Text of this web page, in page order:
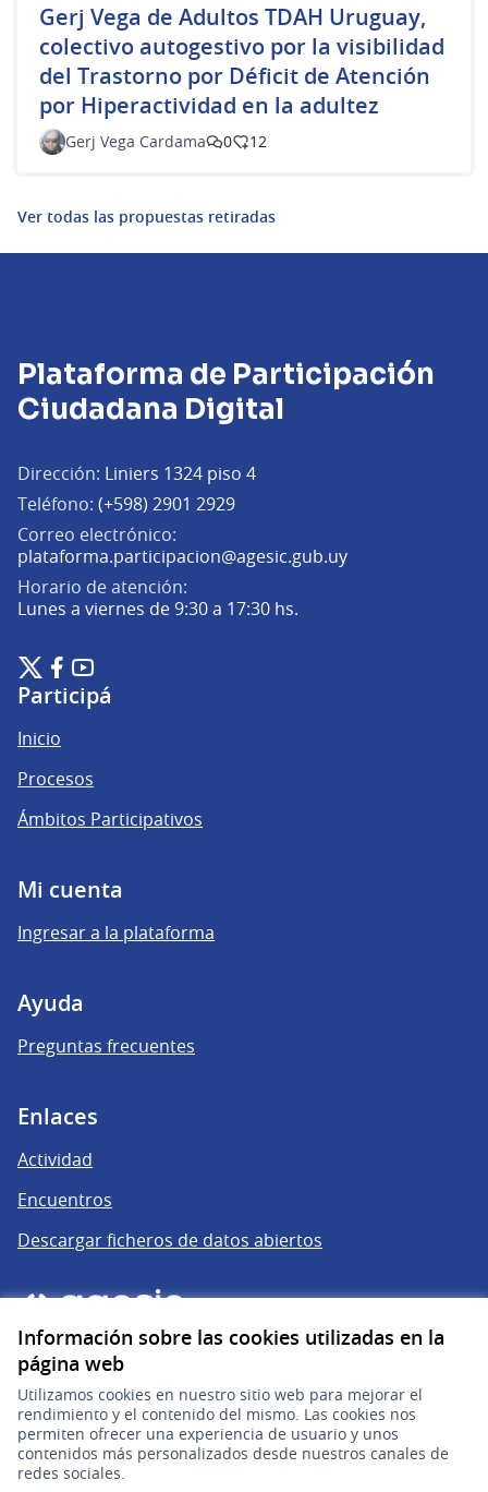
Información sobre las cookies utilizadas en la
página web
Utilizamos cookies en nuestro sitio web para mejorar el
rendimiento y el contenido del mismo. Las cookies nos
permiten ofrecer una experiencia de usuario y unos
contenidos más personalizados desde nuestros canales de
redes sociales.
Gerj Vega de Adultos TDAH Uruguay,
colectivo autogestivo por la visibilidad
del Trastorno por Déficit de Atención
por Hiperactividad en la adultez
Gerj Vega Cardama 0 12
Ver todas las propuestas retiradas
Plataforma de Participación
Ciudadana Digital
Dirección: Liniers 1324 piso 4
Teléfono: (+598) 2901 2929
Correo electrónico:
plataforma.participacion@agesic.gub.uy(Abrir en una
Horario de atención:
Lunes a viernes de 9:30 a 17:30 hs.
Plataforma de Participación Ciudadana Digital en X
(Enlace externo)
Plataforma de Participación Ciudadana Digital en Facebook
(Enlace externo)
Plataforma de Participación Ciudadana Digital en
(Enlace externo)
Participá
Inicio
Procesos
Ámbitos Participativos
Mi cuenta
Ingresar a la plataforma
Ayuda
Preguntas frecuentes
Enlaces
Actividad
Encuentros
Descargar ficheros de datos abiertos
gub.uy
(Enlace externo)